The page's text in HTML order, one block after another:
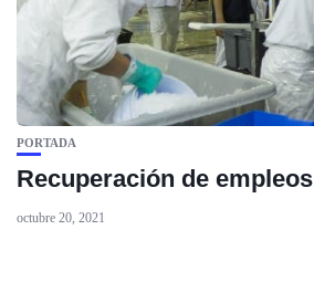
PORTADA
Recuperación de empleos
octubre 20, 2021